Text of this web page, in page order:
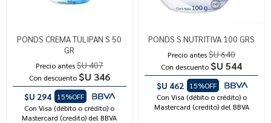
PONDS CREMA TULIPAN S 50
GR
Precio antes$U 407
Con descuento $U 346
$U 294
15%OFF
Con Visa (débito o crédito) o
Mastercard (credito) del BBVA
PONDS S NUTRITIVA 100 GRS
Precio antes$U 640
Con descuento $U 544
$U 462
15%OFF
Con Visa (débito o crédito) o
Mastercard (credito) del BBVA